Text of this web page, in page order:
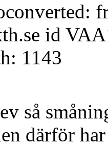
id
1143
så
därför